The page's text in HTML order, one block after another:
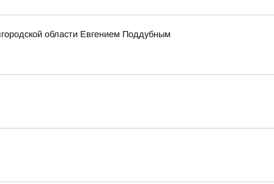
области Евгением Поддубным